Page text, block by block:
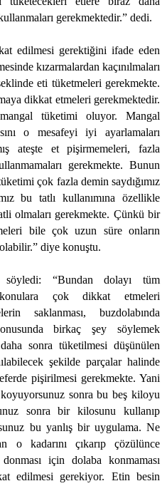
gerekmektedir.” dedi.
edilmesi gerektiğini ifade eden
kızarmalardan kaçınılmaları
eti tüketmeleri gerekmekte.
dikkat etmeleri gerekmektedir.
tüketimi oluyor. Mangal
o mesafeyi iyi ayarlamaları
ateşte et pişirmemeleri, fazla
gerekmekte. Bunun
çok fazla demin saydığımız
bu tatlı kullanımına özellikle
olmaları gerekmekte. Çünkü bir
bile çok uzun süre onların
olabilir.” diye konuştu.
“Bundan dolayı tüm
çok dikkat etmeleri
saklanması, buzdolabında
birkaç şey söylemek
sonra tüketilmesi düşünülen
şekilde parçalar halinde
pişirilmesi gerekmekte. Yani
sonra bu beş kiloyu
sonra bir kilosunu kullanıp
bu yanlış bir uygulama. Ne
o kadarını çıkarıp çözülünce
için dolaba konmaması
edilmesi gerekiyor. Etin besin